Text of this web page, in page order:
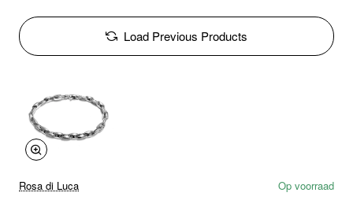
Load Previous Products
Rosa di Luca
Op voorraad